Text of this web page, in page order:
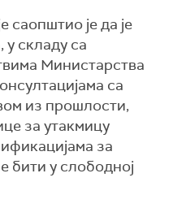
саопштио је да је
складу са
Министарства
са
из прошлости,
за утакмицу
за
бити у слободној